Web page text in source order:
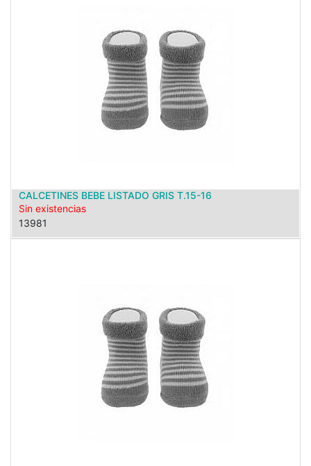
CALCETINES BEBE LISTADO GRIS T.15-16
Sin existencias
13981